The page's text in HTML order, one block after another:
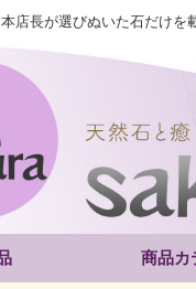
店長が選びぬいた石だけを
商品カ